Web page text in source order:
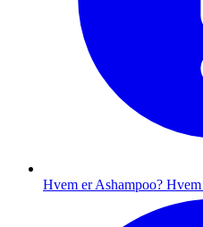
Hvem er Ashampoo?